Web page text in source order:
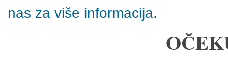
nas za više informacija.